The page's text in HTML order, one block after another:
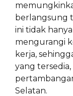
berlangsung
ini tidak
mengurangi
kerja,
yang
Selatan.